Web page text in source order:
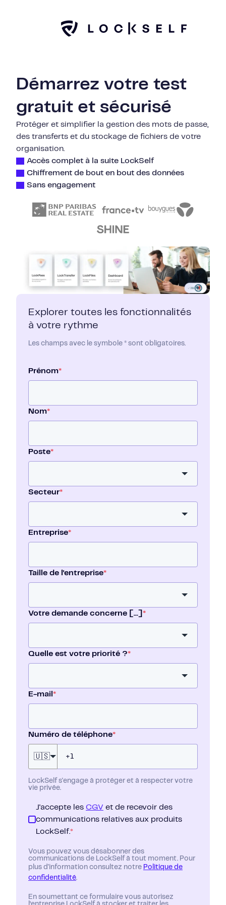
Démarrez votre test
gratuit et sécurisé
Protéger et simplifier la gestion des mots de passe,
des transferts et du stockage de fichiers de votre
organisation.
Accès complet à la suite LockSelf
Chiffrement de bout en bout des données
Sans engagement
Explorer toutes les fonctionnalités
à votre rythme
Les champs avec le symbole * sont obligatoires.
Prénom*
Nom*
Poste*
Secteur*
Entreprise*
Taille de l'entreprise*
Votre demande concerne [...] *
Quelle est votre priorité ?*
E-mail *
Numéro de téléphone*
🇺🇸
LockSelf s'engage à protéger et à respecter votre
vie privée.
J'accepte les CGV et de recevoir des
communications relatives aux produits
LockSelf.*
Vous pouvez vous désabonner des
communications de LockSelf à tout moment. Pour
plus d'information consultez notre Politique de
confidentialité.
En soumettant ce formulaire vous autorisez